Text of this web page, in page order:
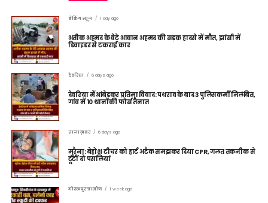
ब्रेकिंग न्यूज़ 1 day ago
अतीक अहमद के बेटे आबान अहमद की सड़क हादसे में मौत, झांसी में
डिवाइडर से टकराई कार
देवरिया 6 days ago
देवरिया में आंबेडकर प्रतिमा विवाद: पथराव के बाद 3 पुलिसकर्मी निलंबित,
गांव में 10 थानों की फोर्स तैनात
ताज़ा ख़बर 6 days ago
मुरैना: बेहोश टीचर को हार्ट अटैक समझकर दिया CPR, गलत तकनीक से
टूटीं दो पसलियां
गोरखपुर ग्रामीण 1 week ago